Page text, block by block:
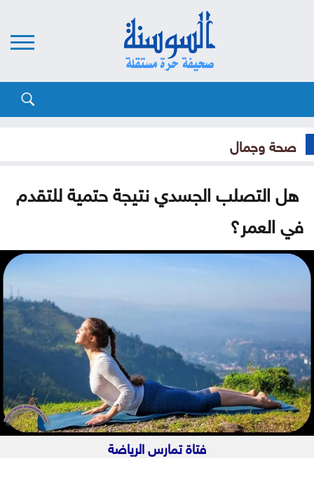
صحة وجمال
هل التصلب الجسدي نتيجة حتمية للتقدم
في العمر؟
فتاة تمارس الرياضة